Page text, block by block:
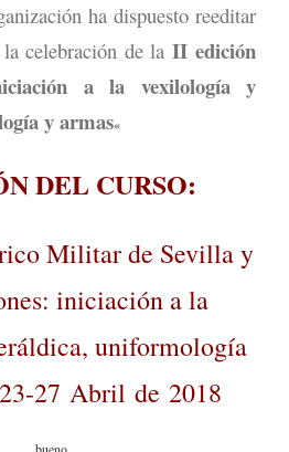
ha dispuesto reeditar
celebración de la II edición
a la vexilología y
y armas«
DEL CURSO:
Militar de Sevilla y
iniciación a la
uniformología
27 Abril de 2018